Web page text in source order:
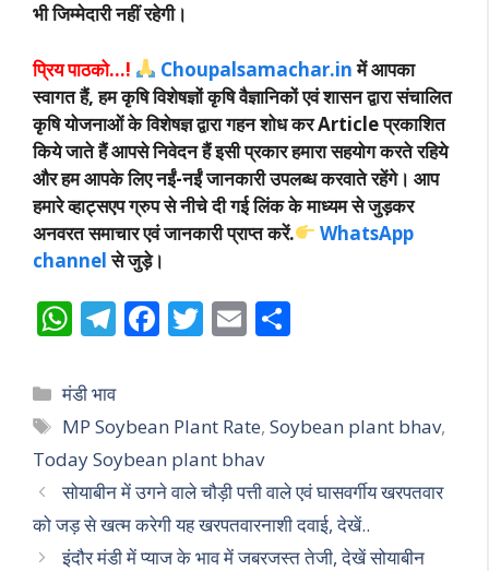
भी जिम्मेदारी नहीं रहेगी।
प्रिय पाठको…! Choupalsamachar.inमें आपका
स्वागत हैं, हम कृषि विशेषज्ञों कृषि वैज्ञानिकों एवं शासन द्वारा संचालित
कृषि योजनाओं के विशेषज्ञ द्वारा गहन शोध कर Article प्रकाशित
किये जाते हैं आपसे निवेदन हैं इसी प्रकार हमारा सहयोग करते रहिये
और हम आपके लिए नईं-नईं जानकारी उपलब्ध करवाते रहेंगे। आप
हमारे व्हाट्सएप ग्रुप से नीचे दी गई लिंक के माध्यम से जुड़कर
अनवरत समाचार एवं जानकारी प्राप्त करें.
WhatsApp
channelसे जुड़े।
W
at
s
A
p
p
T
e
gr
a
m
F
b
o
o
k
T
er
E
l e
Categories
मंडी भाव
Tags
MP Soybean Plant Rate,Soybean plant bhav,
Today Soybean plant bhav
सोयाबीन में उगने वाले चौड़ी पत्ती वाले एवं घासवर्गीय खरपतवार
को जड़ से खत्म करेगी यह खरपतवारनाशी दवाई, देखें..
इंदौर मंडी में प्याज के भाव में जबरजस्त तेजी, देखें सोयाबीन